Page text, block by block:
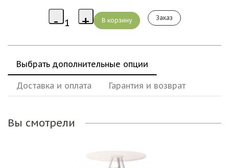
Заказ
Выбрать дополнительные опции
Доставка и оплата Гарантия и возврат
Вы смотрели